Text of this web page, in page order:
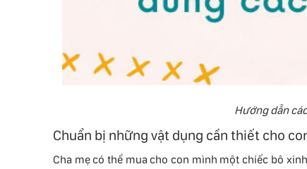
Hướng dẫn
Chuẩn bị những vật dụng cần thiết cho
Cha mẹ có thể mua cho con mình một chiếc bô